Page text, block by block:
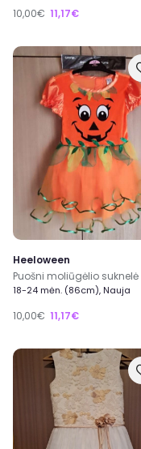
10,00€ 11,17€
Heeloween
18-24 mėn. (86cm), Nauja
10,00€ 11,17€